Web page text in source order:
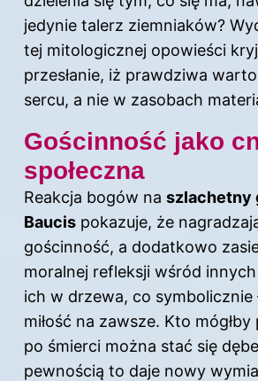
jedynie talerz ziemniaków?
tej mitologicznej opowieści
przesłanie, iż prawdziwa
sercu, a nie w zasobach
Gościnność jako
społeczna
Reakcja bogów na szlachetny
Baucis pokazuje, że
gościnność, a dodatkowo
moralnej refleksji wśród innych
ich w drzewa, co symbolicznie
miłość na zawsze. Kto
po śmierci można stać się
pewnością to daje nowy